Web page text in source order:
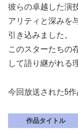
彼らの卓越した演
アリティと深みを
引き込みました。
このスターたちの
して語り継がれる
今回放送された5作
作品タイトル